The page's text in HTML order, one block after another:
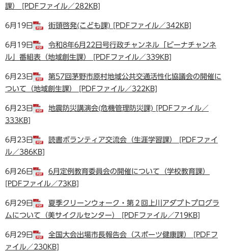
課） [PDFファイル／282KB]
6月19日 街頭啓発(こども課) [PDFファイル／342KB]
6月19日
令和8年6月22日号行政チャンネル「ビーナチャンネ
ル」番組表（地域創生課） [PDFファイル／339KB]
6月23日
第57回茅野市原村地域公共交通活性化協議会の開催に
ついて（地域創生課） [PDFファイル／322KB]
6月23日
地震防災講演会(危機管理防災課) [PDFファイル／
333KB]
6月23日
読書ボランティア交流会（生涯学習課） [PDFファイ
ル／386KB]
6月26日
6月定例教育委員会の開催について（学校教育課）
[PDFファイル／73KB]
6月29日
夏季クリーンウォーク・第２回上川アダプトプログラ
ムについて（美サイクルセンター） [PDFファイル／719KB]
6月29日
全国大会出場市長報告会（スポーツ健康課） [PDFフ
ァイル／230KB]